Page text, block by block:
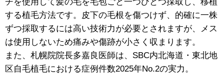
する植毛方法です。皮下の毛根を傷つけず、的確に一株
ずつ採取するには高い技術力が必要とされますが、メス
は使用しないため痛みや傷跡が小さく収まります。
また、札幌院院長多嘉良医師は、SBC内北海道・東北地
区自毛植毛における症例件数2025年No.2の実力。